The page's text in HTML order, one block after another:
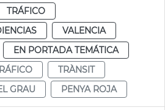
TRÁFICO
VALENCIA
EN PORTADA TEMÁTICA
TRÀNSIT
GRAU PENYA ROJA